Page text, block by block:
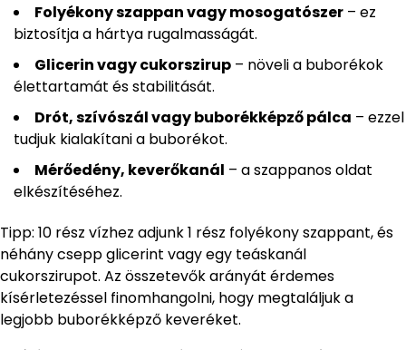
Folyékony szappan vagy mosogatószer – ez
biztosítja a hártya rugalmasságát.
Glicerin vagy cukorszirup – növeli a buborékok
élettartamát és stabilitását.
Drót, szívószál vagy buborékképző pálca – ezzel
tudjuk kialakítani a buborékot.
Mérőedény, keverőkanál – a szappanos oldat
elkészítéséhez.
Tipp: 10 rész vízhez adjunk 1 rész folyékony szappant, és
néhány csepp glicerint vagy egy teáskanál
cukorszirupot. Az összetevők arányát érdemes
kísérletezéssel finomhangolni, hogy megtaláljuk a
legjobb buborékképző keveréket.